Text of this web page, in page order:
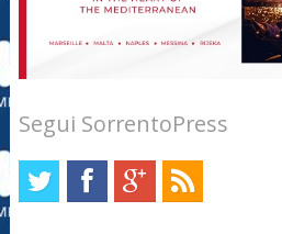
Segui SorrentoPress